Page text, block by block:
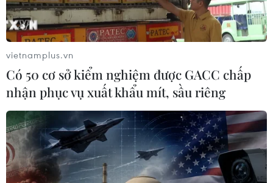
vietnamplus.vn
Có 50 cơ sở kiểm nghiệm được GACC chấp
nhận phục vụ xuất khẩu mít, sầu riêng